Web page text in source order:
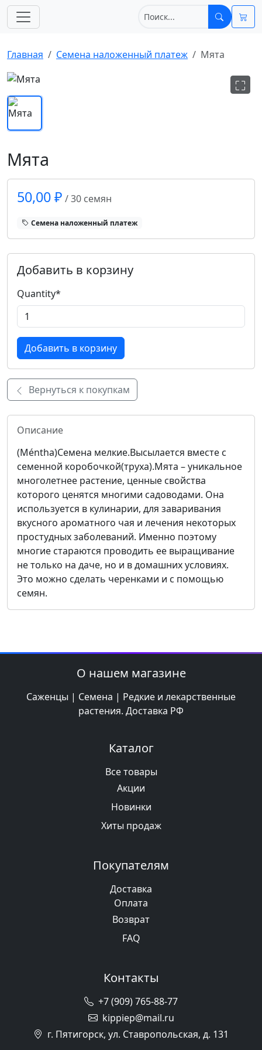
Главная Cемена наложенный платеж Мята
Мята
50,00 ₽ / 30 семян
Cемена наложенный платеж
Добавить в корзину
Quantity*
Вернуться к покупкам
Описание
(Méntha)Семена мелкие.Высылается вместе с
семенной коробочкой(труха).Мята – уникальное
многолетнее растение, ценные свойства
которого ценятся многими садоводами. Она
используется в кулинарии, для заваривания
вкусного ароматного чая и лечения некоторых
простудных заболеваний. Именно поэтому
многие стараются проводить ее выращивание
не только на даче, но и в домашних условиях.
Это можно сделать черенками и с помощью
семян.
О нашем магазине
Саженцы | Семена | Редкие и лекарственные
растения. Доставка РФ
Каталог
Все товары
Акции
Новинки
Хиты продаж
Покупателям
Доставка
Оплата
Возврат
FAQ
Контакты
+7 (909) 765-88-77
kippiep@mail.ru
г. Пятигорск, ул. Ставропольская, д. 131